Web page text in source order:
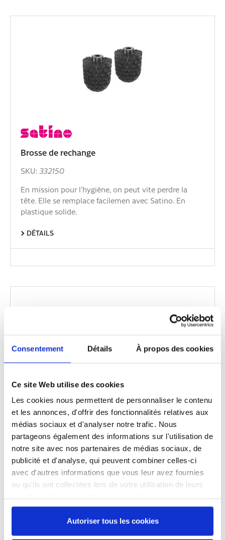
Consentement Détails À propos des cookies
Ce site Web utilise des cookies
Les cookies nous permettent de personnaliser le contenu
et les annonces, d'offrir des fonctionnalités relatives aux
médias sociaux et d'analyser notre trafic. Nous
partageons également des informations sur l'utilisation de
notre site avec nos partenaires de médias sociaux, de
publicité et d'analyse, qui peuvent combiner celles-ci
avec d'autres informations que vous leur avez fournies
ou qu'ils ont collectées lors de votre utilisation de leurs
continuez à utiliser notre site Web.
Autoriser tous les cookies
Brosse de rechange
SKU:332150
En mission pour l’hygiène, on peut vite perdre la
tête. Elle se remplace facilemen avec Satino. En
plastique solide.
DÉTAILS
Levier de coude
Mise en place simple - utilisation hygiénique
Avec cet accessoire pratique, vous pouvez
transformer n’importe quel…
DÉTAILS